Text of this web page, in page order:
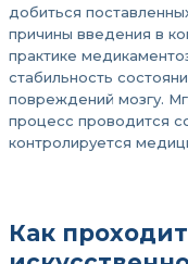
добиться
причины введения в
практике
стабильность
повреждений мозгу.
процесс проводится
контролируется
Как